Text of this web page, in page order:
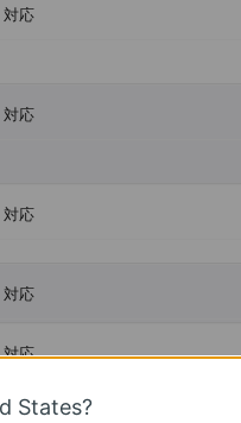
対応
対応
対応
対応
対応
States?